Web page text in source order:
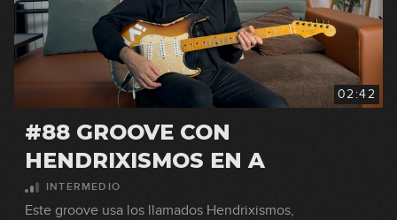
02:42
#88 GROOVE CON
HENDRIXISMOS EN A
INTERMEDIO
Este groove usa los llamados Hendrixismos,